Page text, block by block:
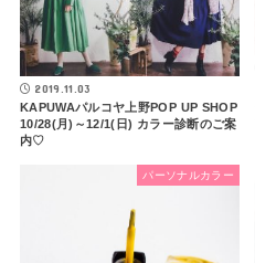
2019.11.03
KAPUWAパルコヤ上野POP UP SHOP
10/28(月)～12/1(日) カラー診断のご案
内♡
パーソナルカラー